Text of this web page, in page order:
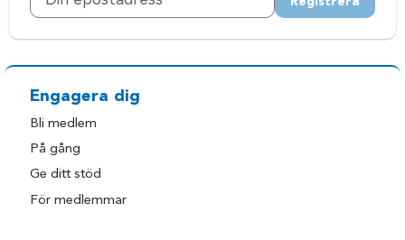
Engagera dig
Bli medlem
På gång
Ge ditt stöd
För medlemmar